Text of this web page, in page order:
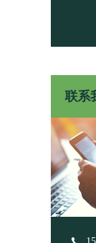
联系